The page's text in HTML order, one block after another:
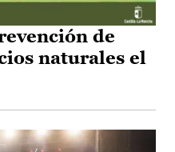
de
naturales el